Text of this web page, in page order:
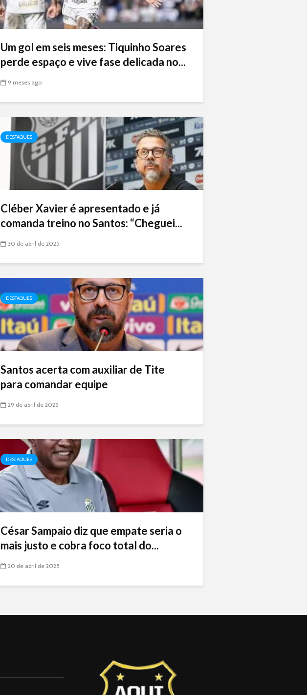
Um gol em seis meses: Tiquinho Soares
perde espaço e vive fase delicada no...
9 meses ago
DESTAQUES
Cléber Xavier é apresentado e já
comanda treino no Santos: “Cheguei...
30 de abril de 2025
DESTAQUES
Santos acerta com auxiliar de Tite
para comandar equipe
29 de abril de 2025
DESTAQUES
César Sampaio diz que empate seria o
mais justo e cobra foco total do...
20 de abril de 2025